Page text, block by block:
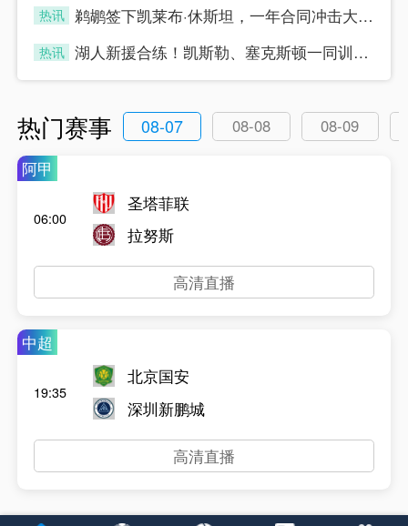
热讯
鹈鹕签下凯莱布·休斯坦，一年合同冲击大名单
热讯
湖人新援合练！凯斯勒、塞克斯顿一同训练，湖人内线补强成型
热门赛事 08-07 08-08
08-09
阿甲
06:00
圣塔菲联
拉努斯
高清直播
中超
19:35
北京国安
深圳新鹏城
高清直播